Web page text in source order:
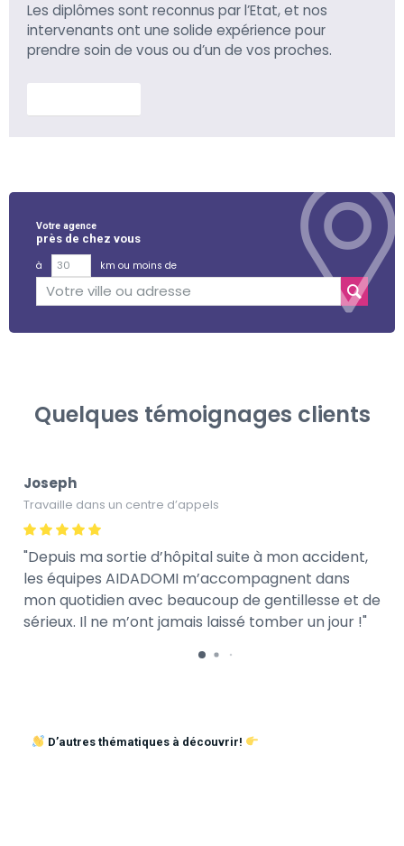
Les diplômes sont reconnus par l’Etat, et nos
intervenants ont une solide expérience pour
prendre soin de vous ou d’un de vos proches.
Votre agence
près de chez vous
à
km ou moins de
Quelques témoignages clients
Joseph
Travaille dans un centre d’appels
Depuis ma sortie d’hôpital suite à mon accident,
les équipes AIDADOMI m’accompagnent dans
mon quotidien avec beaucoup de gentillesse et de
sérieux. Il ne m’ont jamais laissé tomber un jour !
D’autres thématiques à découvrir!